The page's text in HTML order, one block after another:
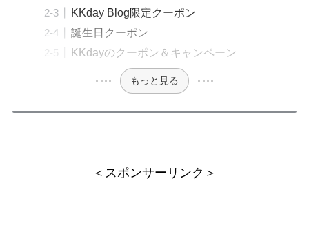
KKday Blog限定クーポン
誕生日クーポン
KKdayのクーポン＆キャンペーン
もっと見る
＜スポンサーリンク＞